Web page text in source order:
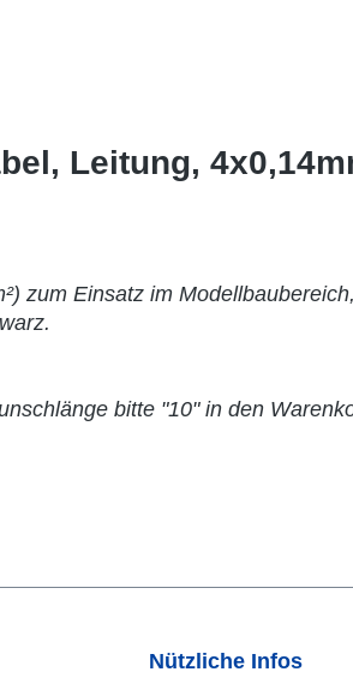
Leitung,
zum Einsatz im
bitte "10" in den
Nützliche Infos